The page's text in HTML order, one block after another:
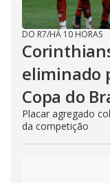
DO R7/HÁ 10 HORAS
eliminado
Copa do
Placar agregado
da competição